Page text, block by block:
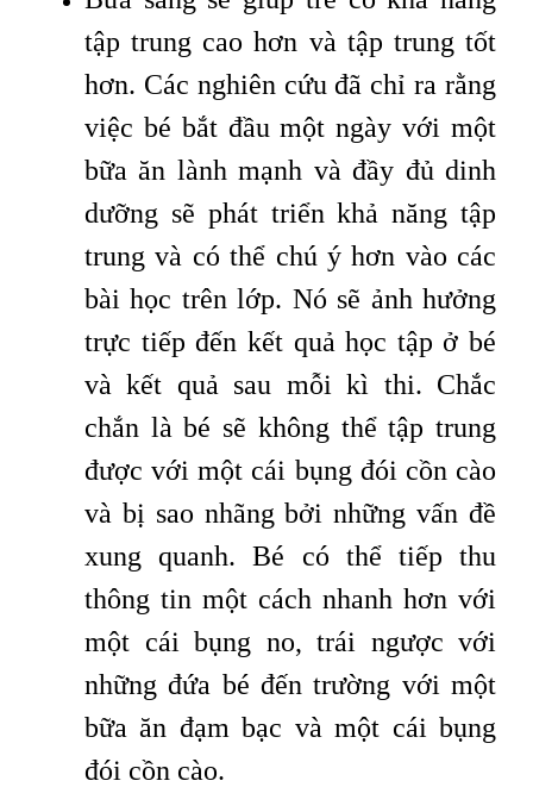
tập trung cao hơn và tập trung tốt
hơn. Các nghiên cứu đã chỉ ra rằng
việc bé bắt đầu một ngày với một
bữa ăn lành mạnh và đầy đủ dinh
dưỡng sẽ phát triển khả năng tập
trung và có thể chú ý hơn vào các
bài học trên lớp. Nó sẽ ảnh hưởng
trực tiếp đến kết quả học tập ở bé
và kết quả sau mỗi kì thi. Chắc
chắn là bé sẽ không thể tập trung
được với một cái bụng đói cồn cào
và bị sao nhãng bởi những vấn đề
xung quanh. Bé có thể tiếp thu
thông tin một cách nhanh hơn với
một cái bụng no, trái ngược với
những đứa bé đến trường với một
bữa ăn đạm bạc và một cái bụng
đói cồn cào.